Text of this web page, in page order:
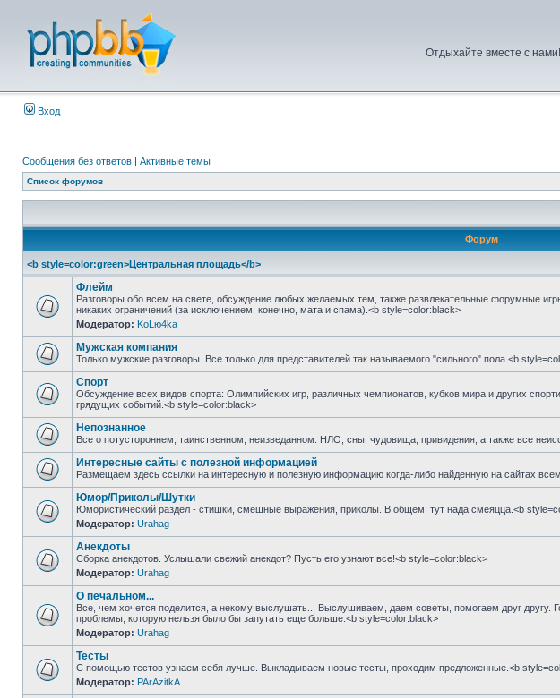
Отдыхайте вместе с
Вход
Сообщения без ответов | Активные темы
Список форумов
Форум
<b style=color:green>Центральная площадь</b>
Флейм
Разговоры обо всем на свете, обсуждение любых желаемых тем, также развлекательные форумные
никаких ограничений (за исключением, конечно, мата и спама).<b style=color:black>
Модератор: KoLю4ka
Мужская компания
Только мужские разговоры. Все только для представителей так называемого "сильного" пола.<b
Спорт
Обсуждение всех видов спорта: Олимпийских игр, различных чемпионатов, кубков мира и других
грядущих событий.<b style=color:black>
Непознанное
Все о потустороннем, таинственном, неизведанном. НЛО, сны, чудовища, привидения, а также все
Интересные сайты с полезной информацией
Размещаем здесь ссылки на интересную и полезную информацию когда-либо найденную на сайтах
Юмор/Приколы/Шутки
Юмористический раздел - cтишки, смешные выражения, приколы. В общем: тут нада смеяцца.<b
Модератор: Urahag
Анекдоты
Сборка анекдотов. Услышали свежий анекдот? Пусть его узнают все!<b style=color:black>
Модератор: Urahag
О печальном...
Все, чем хочется поделится, а некому выслушать... Выслушиваем, даем советы, помогаем друг другу.
проблемы, которую нельзя было бы запутать еще больше.<b style=color:black>
Модератор: Urahag
Тесты
С помощью тестов узнаем себя лучше. Выкладываем новые тесты, проходим предложенные.<b
Модератор: PArAzitkA